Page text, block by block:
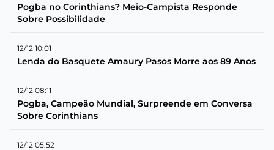
Pogba no Corinthians? Meio-Campista Responde
Sobre Possibilidade
12/12 10:01
Lenda do Basquete Amaury Pasos Morre aos 89 Anos
12/12 08:11
Pogba, Campeão Mundial, Surpreende em Conversa
Sobre Corinthians
12/12 05:52